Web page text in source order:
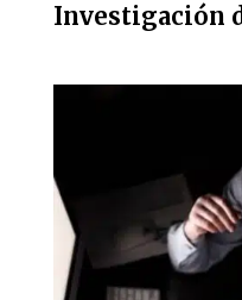
Investigación